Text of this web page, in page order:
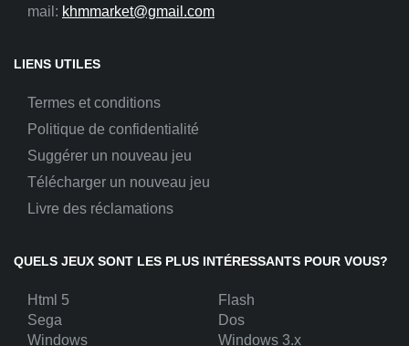
mail: khmmarket@gmail.com
LIENS UTILES
Termes et conditions
Politique de confidentialité
Suggérer un nouveau jeu
Télécharger un nouveau jeu
Livre des réclamations
QUELS JEUX SONT LES PLUS INTÉRESSANTS POUR VOUS?
Html 5
Flash
Sega
Dos
Windows
Windows 3.x